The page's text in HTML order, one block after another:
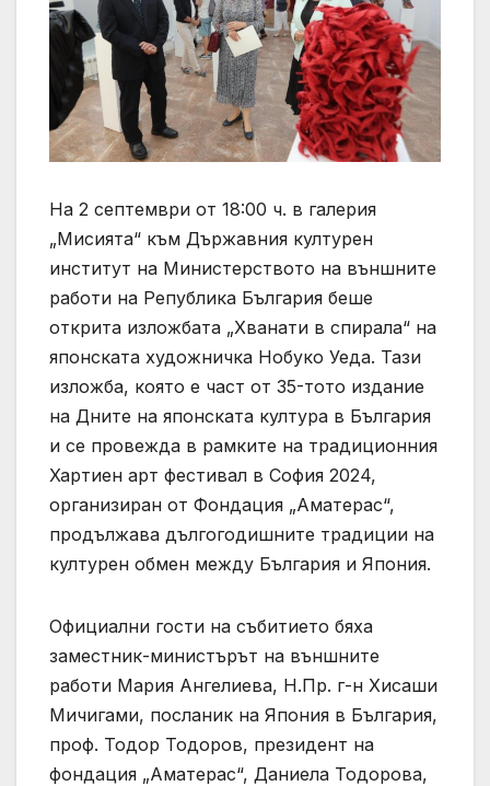
На 2 септември от 18:00 ч. в галерия
„Мисията“ към Държавния културен
институт на Министерството на външните
работи на Република България беше
открита изложбата „Хванати в спирала“ на
японската художничка Нобуко Уеда. Тази
изложба, която е част от 35-тото издание
на Дните на японската култура в България
и се провежда в рамките на традиционния
Хартиен арт фестивал в София 2024,
организиран от Фондация „Аматерас“,
продължава дългогодишните традиции на
културен обмен между България и Япония.
Официални гости на събитието бяха
заместник-министърът на външните
работи Мария Ангелиева, Н.Пр. г-н Хисаши
Мичигами, посланик на Япония в България,
проф. Тодор Тодоров, президент на
фондация „Аматерас“, Даниела Тодорова,